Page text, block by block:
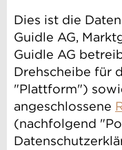
Dies ist die
Guidle AG,
Guidle AG
Drehscheibe für
"Plattform")
angeschlossene
(nachfolgend